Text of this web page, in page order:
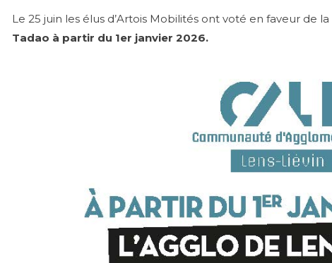
Le 25 juin les élus d’Artois Mobilités ont voté en faveur de la
Tadao à partir du 1er janvier 2026.